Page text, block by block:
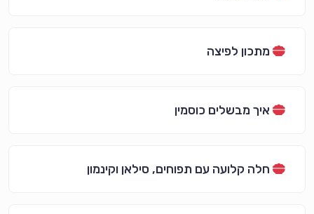
מתכון לפיצה
איך מבשלים כוסמין
חלה קלועה עם תפוחים, סילאן וקינמון